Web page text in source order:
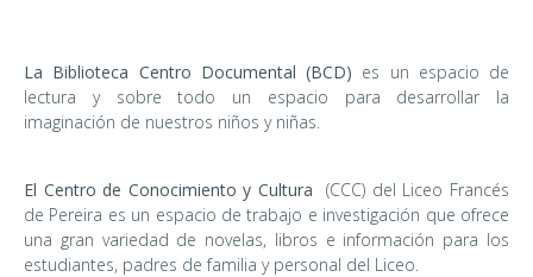
La Biblioteca Centro Documental (BCD) es un espacio de
lectura y sobre todo un espacio para desarrollar la
imaginación de nuestros niños y niñas.
El Centro de Conocimiento y Cultura (CCC) del Liceo Francés
de Pereira es un espacio de trabajo e investigación que ofrece
una gran variedad de novelas, libros e información para los
estudiantes, padres de familia y personal del Liceo.